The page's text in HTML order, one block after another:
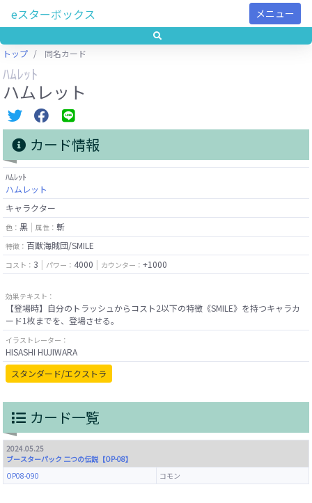
eスターボックス メニュー
トップ 同名カード
ﾊﾑﾚｯﾄ
ハムレット
カード情報
ﾊﾑﾚｯﾄ
ハムレット
キャラクター
色： 黒 属性： 斬
特徴： 百獣海賊団/SMILE
コスト： 3 パワー： 4000 カウンター： +1000
効果テキスト：
【登場時】自分のトラッシュからコスト2以下の特徴《SMILE》を持つキャラカ
イラストレーター：
HISASHI HUJIWARA
スタンダード/エクストラ
カード一覧
2024.05.25
ブースターパック 二つの伝説【OP-08】
OP08-090
コモン